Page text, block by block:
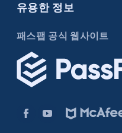
패스팹 공식 웹사이트
구독 갱신 시 무료 연장 혜택!
PassFab 4EasyPartition
PassFab for Excel
PassFab iPhone Unlock
PassFab Android Unlock
Windows 팁
중복 파일
유용한 정보
Excel에 대한 팁
PDF에 대한 팁